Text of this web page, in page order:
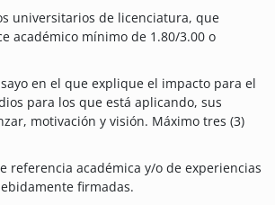
universitarios de licenciatura, que
académico mínimo de 1.80/3.00 o
en el que explique el impacto para el
para los que está aplicando, sus
motivación y visión. Máximo tres (3)
referencia académica y/o de experiencias
firmadas.